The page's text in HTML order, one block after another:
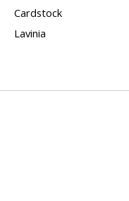
Cardstock
Lavinia